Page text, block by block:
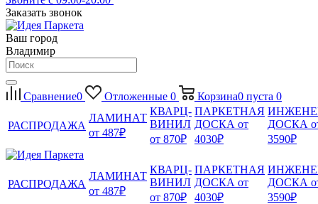
Заказать звонок
Ваш город
Владимир
Сравнение0 Отложенные 0 Корзина0 пуста 0
РАСПРОДАЖА
ЛАМИНАТ
от 487₽
КВАРЦ-
ВИНИЛ
от 870₽
ПАРКЕТНАЯ
ДОСКА от
4030₽
ДОСКА
3590₽
РАСПРОДАЖА
ЛАМИНАТ
от 487₽
КВАРЦ-
ВИНИЛ
от 870₽
ПАРКЕТНАЯ
ДОСКА от
4030₽
ДОСКА
3590₽